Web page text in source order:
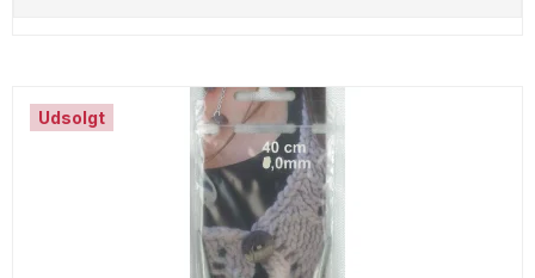
Udsolgt